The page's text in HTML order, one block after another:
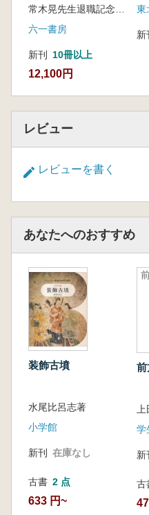
古墳の調査成果をも
遠江における擬似
空間利用からみた
の普及 (田村隆太郎)
構築方法からみた
河の事例から― (菊池
Ⅴ 中部高地地方
合掌形石室と無袖
若狭・越における
―若狭・越前を中心
コシの横穴系埋葬
Ⅶ 関東地方
相模地域における
(植山英史)
横穴式石室の構造
関東北西部の横穴
譜をめぐって― (小林
Ⅷ 東北地方
「合掌形石室」の
日本海側北縁の横
東北南部における
―宮城県を中心に― (
Ⅸ 朝鮮半島
常木晃先生退職記念論文集編集委員会 編
六一書房
新刊 10冊以上
12,100円
り
新
レビュー
レビューを書く
あなたへのおすすめ
装飾古墳
水尾比呂志著
小学館
新刊 在庫なし
古書 2 点
633 円~
学
新
古